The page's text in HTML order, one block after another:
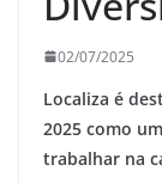
02/07/2025
Localiza é
2025 como
trabalhar na